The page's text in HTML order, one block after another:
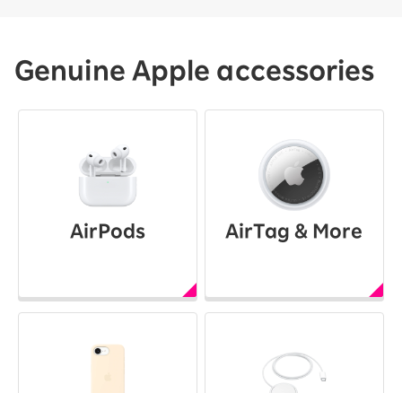
Genuine Apple accessories
AirPods AirTag & More